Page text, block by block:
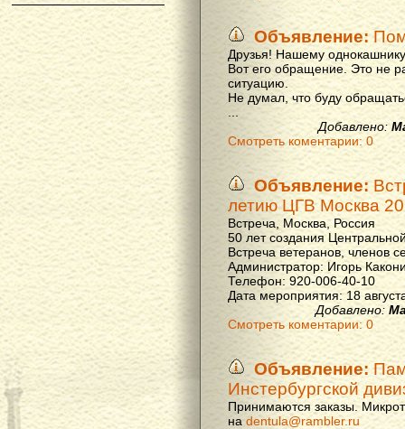
Объявление:
Друзья! Нашему
Вот его обращение. Это не
ситуацию.
Не думал, что буду
Добавлено:
Смотреть коментарии: 0
Объявление:
летию ЦГВ Москва
Встреча, Москва, Россия
50 лет создания
Встреча ветеранов, членов
Администратор: Игорь
Телефон: 920-006-40-10
Дата мероприятия: 18
Добавлено:
Смотреть коментарии: 0
Объявление:
Инстербургской
Принимаются заказы.
на dentula@rambler.ru